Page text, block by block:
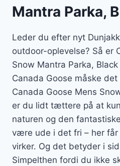
Mantra Parka,
Leder du efter nyt
outdoor-oplevelse? Så er
Snow Mantra Parka,
Canada Goose måske
Canada Goose Mens
er du lidt tættere på at
naturen og den
være ude i det fri – her
virker. Og det betyder i
Simpelthen fordi du ikke